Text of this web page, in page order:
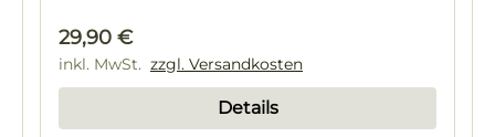
Regulärer Preis:
29,90 €
inkl. MwSt. zzgl. Versandkosten
Details